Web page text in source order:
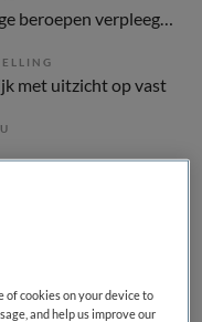
Overige beroepen verpleegkunde
met uitzicht op vast
of cookies on your device to
and help us improve our